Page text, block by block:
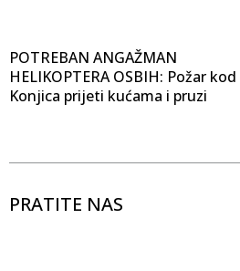
POTREBAN ANGAŽMAN
HELIKOPTERA OSBIH: Požar kod
Konjica prijeti kućama i pruzi
PRATITE NAS